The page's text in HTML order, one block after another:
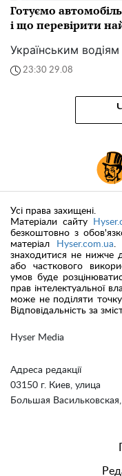
Готуємо
і що перевірити
Українським
23:30 29.08
Hyser Media
Адреса редакції
03150 г. Киев, улица
Большая Васильковская,
Усі права захищені.
Матеріали сайту
безкоштовно з
матеріал
Hyser.com.ua
знаходитися не нижче
або часткового
умов буде
прав інтелектуальної
може не поділяти точку
Відповідальність за